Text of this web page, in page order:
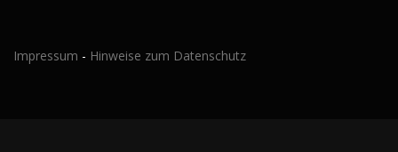
Impressum - Hinweise zum Datenschutz